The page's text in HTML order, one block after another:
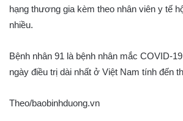
hạng thương gia kèm theo nhân viên y tế
nhiều.
Bệnh nhân 91 là bệnh nhân mắc COVID-
ngày điều trị dài nhất ở Việt Nam tính đến
Theo/baobinhduong.vn